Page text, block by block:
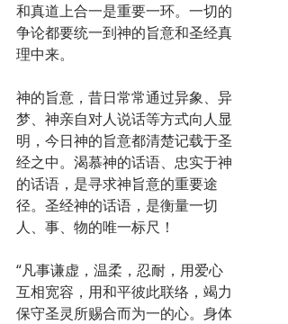
和真道上合一是重要一环。一切的
争论都要统一到神的旨意和圣经真
理中来。
神的旨意，昔日常常通过异象、异
梦、神亲自对人说话等方式向人显
明，今日神的旨意都清楚记载于圣
经之中。渴慕神的话语、忠实于神
的话语，是寻求神旨意的重要途
径。圣经神的话语，是衡量一切
人、事、物的唯一标尺！
“凡事谦虚，温柔，忍耐，用爱心
互相宽容，用和平彼此联络，竭力
保守圣灵所赐合而为一的心。身体